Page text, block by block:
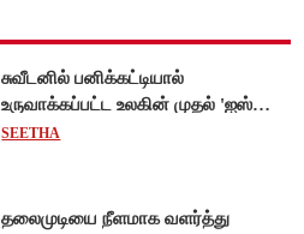
சுவீடனில் பனிக்கட்டியால்
உருவாக்கப்பட்ட உலகின் முதல் 'ஐஸ்
ஓட்டல்'!
SEETHA
தலைமுடியை நீளமாக வளர்த்து